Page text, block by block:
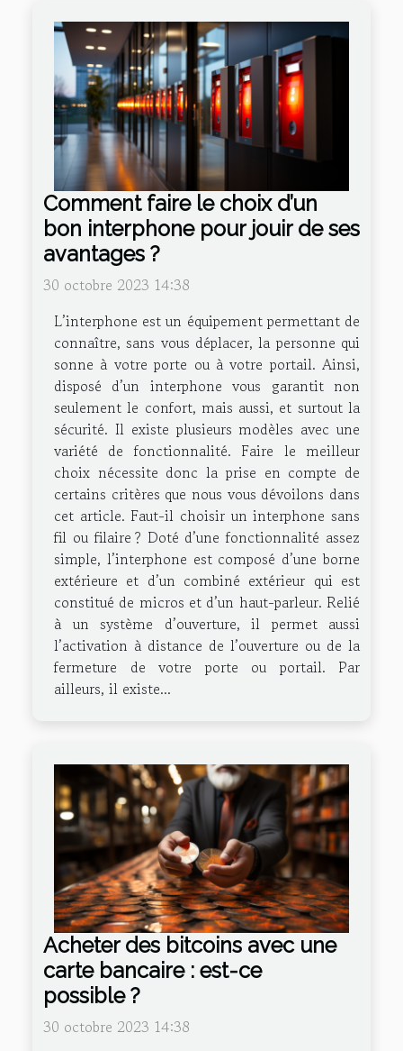
Comment faire le choix d’un
bon interphone pour jouir de ses
avantages ?
30 octobre 2023 14:38
L’interphone est un équipement permettant de
connaître, sans vous déplacer, la personne qui
sonne à votre porte ou à votre portail. Ainsi,
disposé d’un interphone vous garantit non
seulement le confort, mais aussi, et surtout la
sécurité. Il existe plusieurs modèles avec une
variété de fonctionnalité. Faire le meilleur
choix nécessite donc la prise en compte de
certains critères que nous vous dévoilons dans
cet article. Faut-il choisir un interphone sans
fil ou filaire ? Doté d’une fonctionnalité assez
simple, l’interphone est composé d’une borne
extérieure et d’un combiné extérieur qui est
constitué de micros et d’un haut-parleur. Relié
à un système d’ouverture, il permet aussi
l’activation à distance de l’ouverture ou de la
fermeture de votre porte ou portail. Par
ailleurs, il existe...
Acheter des bitcoins avec une
carte bancaire : est-ce
possible ?
30 octobre 2023 14:38